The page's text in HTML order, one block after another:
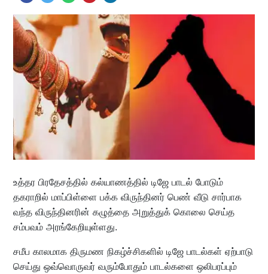
உத்தர பிரதேசத்தில் கல்யாணத்தில் டிஜே பாடல் போடும்
தகராறில் மாப்பிள்ளை பக்க விருந்தினர் பெண் வீடு சார்பாக
வந்த விருந்தினரின் கழுத்தை அறுத்துக் கொலை செய்த
சம்பவம் அரங்கேறியுள்ளது.
சமீப காலமாக திருமண நிகழ்ச்சிகளில் டிஜே பாடல்கள் ஏற்பாடு
செய்து ஒவ்வொருவர் வரும்போதும் பாடல்களை ஒலிபரப்பும்